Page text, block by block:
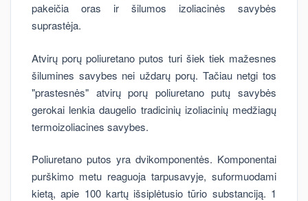
pakeičia oras ir šilumos izoliacinės savybės
suprastėja.
Atvirų porų poliuretano putos turi šiek tiek mažesnes
šilumines savybes nei uždarų porų. Tačiau netgi tos
"prastesnės" atvirų porų poliuretano putų savybės
gerokai lenkia daugelio tradicinių izoliacinių medžiagų
termoizoliacines savybes.
Poliuretano putos yra dvikomponentės. Komponentai
purškimo metu reaguoja tarpusavyje, suformuodami
kietą, apie 100 kartų išsiplėtusio tūrio substanciją. 1